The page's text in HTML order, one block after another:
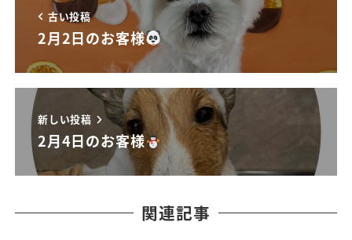
古い投稿
2月2日のお客様
新しい投稿
2月4日のお客様
関連記事